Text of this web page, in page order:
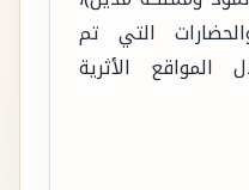
التي تم
الأثرية